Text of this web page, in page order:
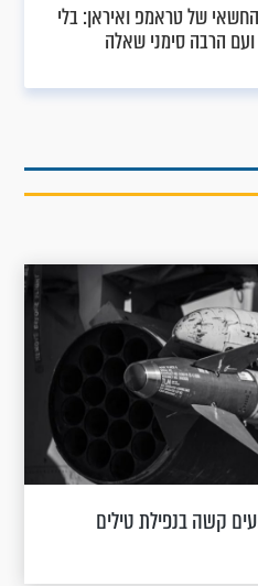
של טראמפ ואיראן: בלי
הרבה סימני שאלה
קשה בנפילת טילים